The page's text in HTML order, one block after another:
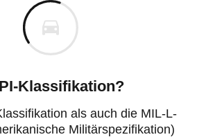
Klassifikation?
als auch die MIL-L-
Militärspezifikation)